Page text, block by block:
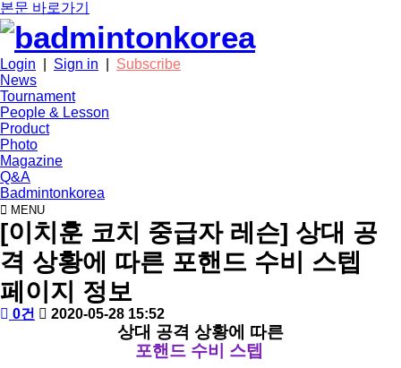
본문 바로가기
Login Sign in
Subscribe
News
Tournament
People & Lesson
Product
Photo
Magazine
Q&A
Badmintonkorea
MENU
people
[이치훈 코치 중급자 레슨] 상대 공
격 상황에 따른 포핸드 수비 스텝
페이지 정보
작
배
댓0건 작2020-05-28 15:52
상대 공격 상황에 따른
포핸드 수비 스텝